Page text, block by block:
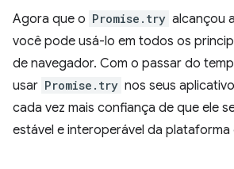
Agora que o Promise.try alcançou
você pode usá-lo em todos os
de navegador. Com o passar do
usar Promise.try nos seus
cada vez mais confiança de que ele
estável e interoperável da plataforma